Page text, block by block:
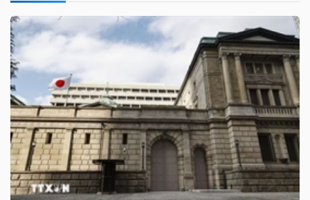
NĂNG
LƯỢNG
NGUYÊN
VẬT